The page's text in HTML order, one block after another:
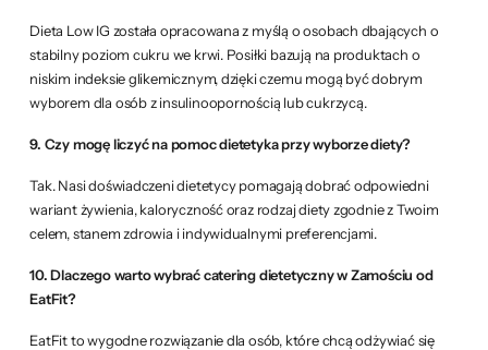
Dieta Low IG została opracowana z myślą o osobach dbających o
stabilny poziom cukru we krwi. Posiłki bazują na produktach o
niskim indeksie glikemicznym, dzięki czemu mogą być dobrym
wyborem dla osób z insulinoopornością lub cukrzycą.
9. Czy mogę liczyć na pomoc dietetyka przy wyborze diety?
Tak. Nasi doświadczeni dietetycy pomagają dobrać odpowiedni
wariant żywienia, kaloryczność oraz rodzaj diety zgodnie z Twoim
celem, stanem zdrowia i indywidualnymi preferencjami.
10. Dlaczego warto wybrać catering dietetyczny w Zamościu od
EatFit?
EatFit to wygodne rozwiązanie dla osób, które chcą odżywiać się